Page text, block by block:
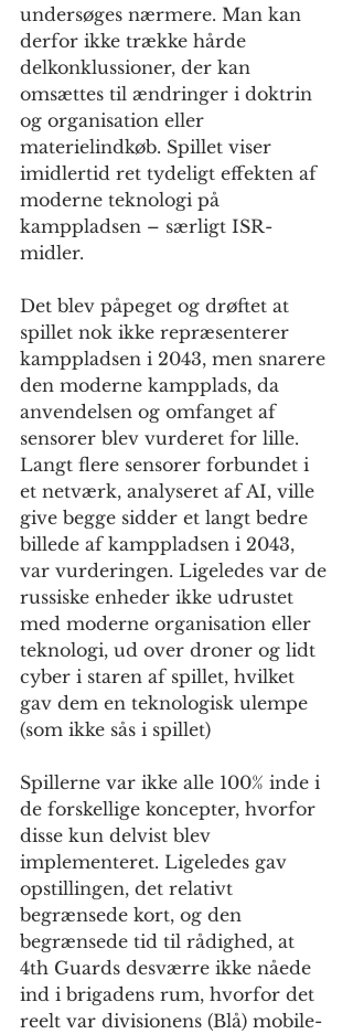
undersøges nærmere. Man kan
derfor ikke trække hårde
delkonklussioner, der kan
omsættes til ændringer i doktrin
og organisation eller
materielindkøb. Spillet viser
imidlertid ret tydeligt effekten af
moderne teknologi på
kamppladsen – særligt ISR-
midler.
Det blev påpeget og drøftet at
spillet nok ikke repræsenterer
kamppladsen i 2043, men snarere
den moderne kampplads, da
anvendelsen og omfanget af
sensorer blev vurderet for lille.
Langt flere sensorer forbundet i
et netværk, analyseret af AI, ville
give begge sidder et langt bedre
billede af kamppladsen i 2043,
var vurderingen. Ligeledes var de
russiske enheder ikke udrustet
med moderne organisation eller
teknologi, ud over droner og lidt
cyber i staren af spillet, hvilket
gav dem en teknologisk ulempe
(som ikke sås i spillet)
Spillerne var ikke alle 100% inde i
de forskellige koncepter, hvorfor
disse kun delvist blev
implementeret. Ligeledes gav
opstillingen, det relativt
begrænsede kort, og den
begrænsede tid til rådighed, at
4th Guards desværre ikke nåede
ind i brigadens rum, hvorfor det
reelt var divisionens (Blå) mobile-